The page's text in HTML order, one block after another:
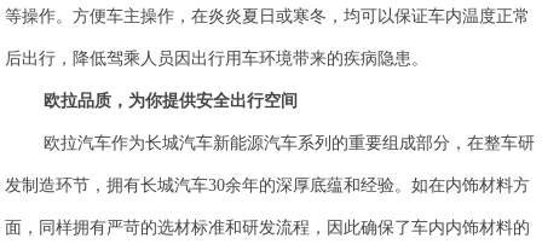
等操作。方便车主操作，在炎炎夏日或寒冬，均可以保证车内温度正常
后出行，降低驾乘人员因出行用车环境带来的疾病隐患。
欧拉品质，为你提供安全出行空间
欧拉汽车作为长城汽车新能源汽车系列的重要组成部分，在整车研
发制造环节，拥有长城汽车30余年的深厚底蕴和经验。如在内饰材料方
面，同样拥有严苛的选材标准和研发流程，因此确保了车内内饰材料的